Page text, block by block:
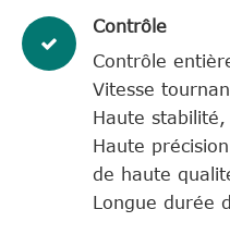
Contrôle
Contrôle
Vitesse
Haute stabilité,
Haute
de haute
Longue durée